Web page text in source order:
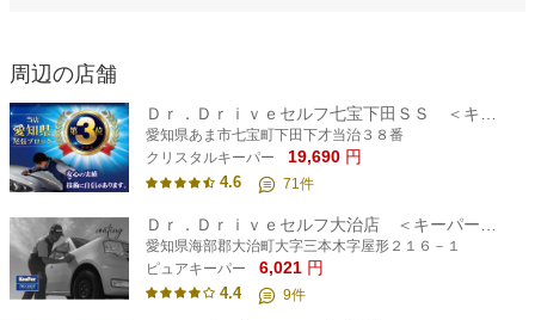
周辺の店舗
Ｄｒ．Ｄｒｉｖｅセルフ七宝下田ＳＳ ＜キーパープロショップ＞
愛知県あま市七宝町下田下才当治３８番
クリスタルキーパー
19,690 円
4.6 71件
愛知県海部郡大治町大字三本木字屋形２１６－１
ピュアキーパー
6,021 円
4.4 9件